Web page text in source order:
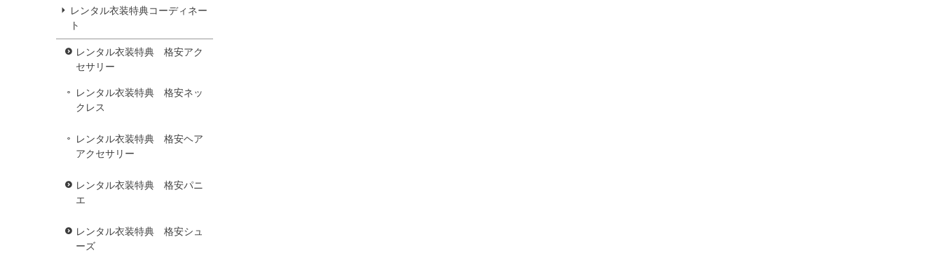
レンタル衣装特典コーディネー
ト
レンタル衣装特典 格安アク
セサリー
レンタル衣装特典 格安ネッ
クレス
レンタル衣装特典 格安ヘア
アクセサリー
レンタル衣装特典 格安パニ
エ
レンタル衣装特典 格安シュ
ーズ